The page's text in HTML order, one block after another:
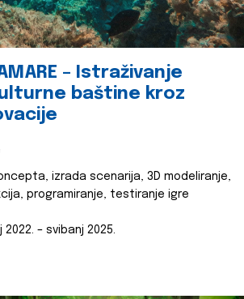
– Istraživanje
baštine kroz
izrada scenarija, 3D modeliranje,
programiranje, testiranje igre
2022. – svibanj 2025.